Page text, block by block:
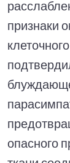
признаки
опасного